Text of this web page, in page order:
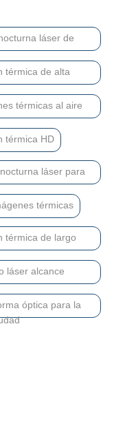
láser de
térmica de alta
térmicas al aire
térmica HD
láser para
térmicas
térmica de largo
láser alcance
óptica para la